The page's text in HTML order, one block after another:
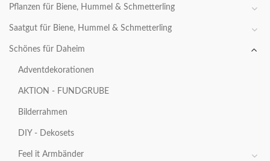
Pflanzen für Biene, Hummel & Schmetterling
Saatgut für Biene, Hummel & Schmetterling
Schönes für Daheim
Adventdekorationen
AKTION - FUNDGRUBE
Bilderrahmen
DIY - Dekosets
Feel it Armbänder